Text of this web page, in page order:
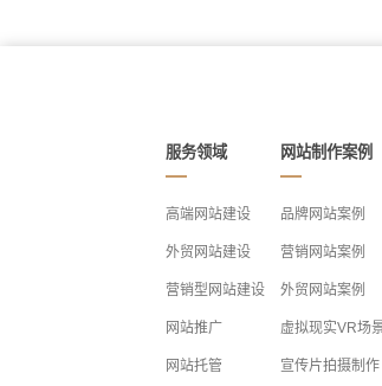
服务领域
高端网站建设
外贸网站建设
营销型网站建设
网站推广
网站托管
网站制作案例
品牌网站案例
营销网站案例
外贸网站案例
虚拟现实VR场
宣传片拍摄制作